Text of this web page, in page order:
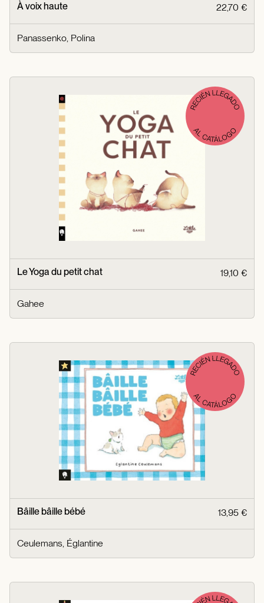
À voix haute 22,70 €
Panassenko, Polina
Le Yoga du petit chat 19,10 €
Gahee
Bâille bâille bébé 13,95 €
Ceulemans, Églantine